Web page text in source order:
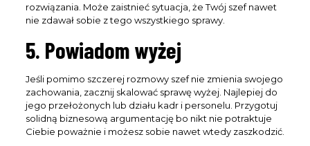
rozwiązania. Może zaistnieć sytuacja, że Twój szef nawet
nie zdawał sobie z tego wszystkiego sprawy.
5. Powiadom wyżej
Jeśli pomimo szczerej rozmowy szef nie zmienia swojego
zachowania, zacznij skalować sprawę wyżej. Najlepiej do
jego przełożonych lub działu kadr i personelu. Przygotuj
solidną biznesową argumentację bo nikt nie potraktuje
Ciebie poważnie i możesz sobie nawet wtedy zaszkodzić.